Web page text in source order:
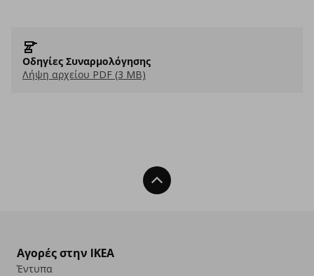
Οδηγίες Συναρμολόγησης
Λήψη αρχείου PDF (3 MB)
Back To Top
Αγορές στην IKEA
Έντυπα